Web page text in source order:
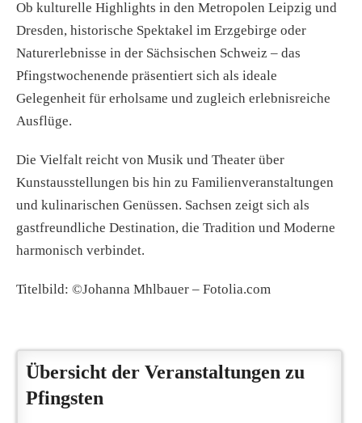
Ob kulturelle Highlights in den Metropolen Leipzig und
Dresden, historische Spektakel im Erzgebirge oder
Naturerlebnisse in der Sächsischen Schweiz – das
Pfingstwochenende präsentiert sich als ideale
Gelegenheit für erholsame und zugleich erlebnisreiche
Ausflüge.
Die Vielfalt reicht von Musik und Theater über
Kunstausstellungen bis hin zu Familienveranstaltungen
und kulinarischen Genüssen. Sachsen zeigt sich als
gastfreundliche Destination, die Tradition und Moderne
harmonisch verbindet.
Titelbild: ©Johanna Mhlbauer – Fotolia.com
Übersicht der Veranstaltungen zu
Pfingsten